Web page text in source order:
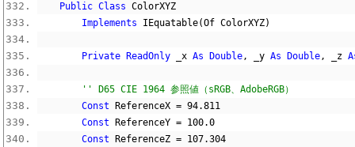
Public Class ColorXYZ
Implements IEquatable(Of ColorXYZ)
Private ReadOnly _x As Double, _y As Double, _z
'' D65 CIE 1964 参照値（sRGB、AdobeRGB）
Const ReferenceX = 94.811
Const ReferenceY = 100.0
Const ReferenceZ = 107.304